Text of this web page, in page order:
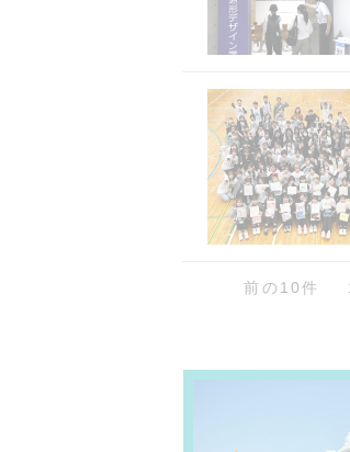
前の10件